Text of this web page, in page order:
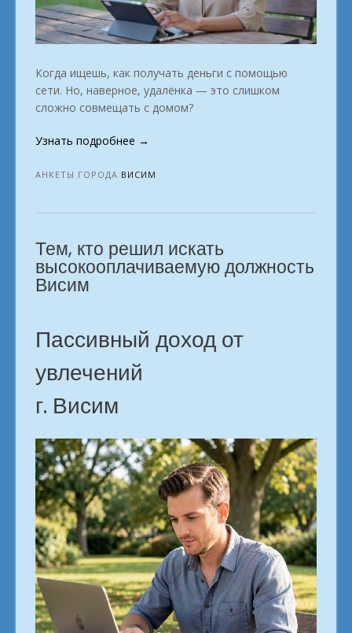
Когда ищешь, как получать деньги с помощью
сети. Но, наверное, удалёнка — это слишком
сложно совмещать с домом?
Узнать подробнее «Запускаем
онлайн-
любимый
по
душе
город
→
АНКЕТЫ ГОРОДА ВИСИМ
Тем, кто решил искать
высокооплачиваемую должность
Висим
Пассивный доход от
увлечений
г. Висим